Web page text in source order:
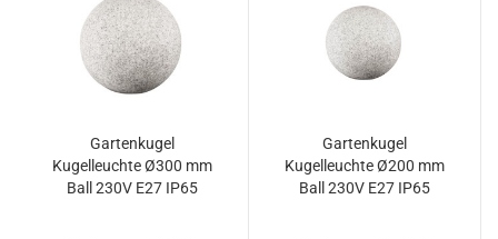
Gartenkugel
Kugelleuchte Ø300 mm
Ball 230V E27 IP65
Gartenkugel
Kugelleuchte Ø200 mm
Ball 230V E27 IP65